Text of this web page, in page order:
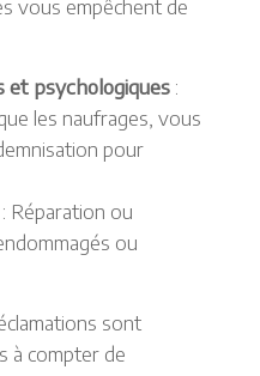
vous empêchent de
et psychologiques :
les naufrages, vous
pour
: Réparation ou
ou
sont
à compter de